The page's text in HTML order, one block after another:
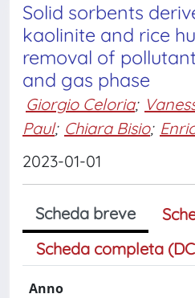
Solid sorbents
kaolinite and rice
removal of
and gas phase
Giorgio Celoria;
Paul; Chiara Bisio;
2023-01-01
Scheda breve
Scheda completa
Anno